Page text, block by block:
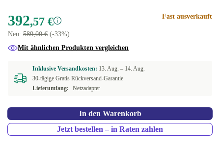
IT (italienisch)
ND (nordisch)
NL (niederländisch)
PL (polnisch)
SI (slowenisch)
392,57 €
Neu: 589,00 € (-33%)
Fast ausverkauft
Mit ähnlichen Produkten vergleichen
Inklusive Versandkosten: 13. Aug. – 14. Aug.
30-tägige Gratis Rückversand-Garantie
Lieferumfang:
Netzadapter
In den Warenkorb
Jetzt bestellen – in Raten zahlen